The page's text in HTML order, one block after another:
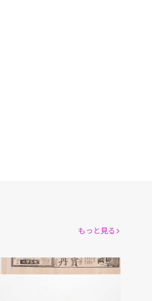
「宝丹」「ヒンター」広告
もっと見る